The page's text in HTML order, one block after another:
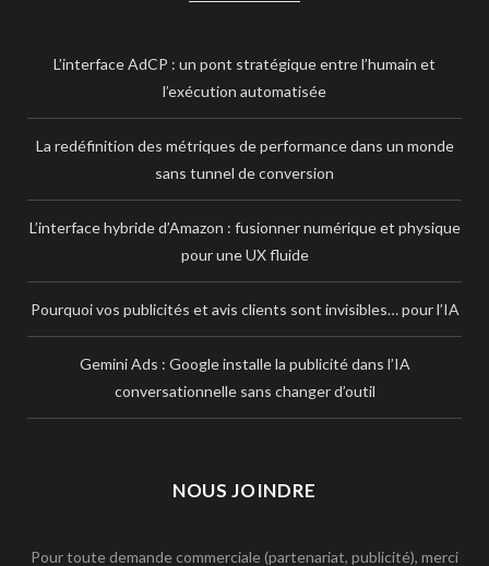
L’interface AdCP : un pont stratégique entre l’humain et
l’exécution automatisée
La redéfinition des métriques de performance dans un monde
sans tunnel de conversion
L’interface hybride d’Amazon : fusionner numérique et physique
pour une UX fluide
Pourquoi vos publicités et avis clients sont invisibles… pour l’IA
Gemini Ads : Google installe la publicité dans l’IA
conversationnelle sans changer d’outil
NOUS JOINDRE
Pour toute demande commerciale (partenariat, publicité), merci